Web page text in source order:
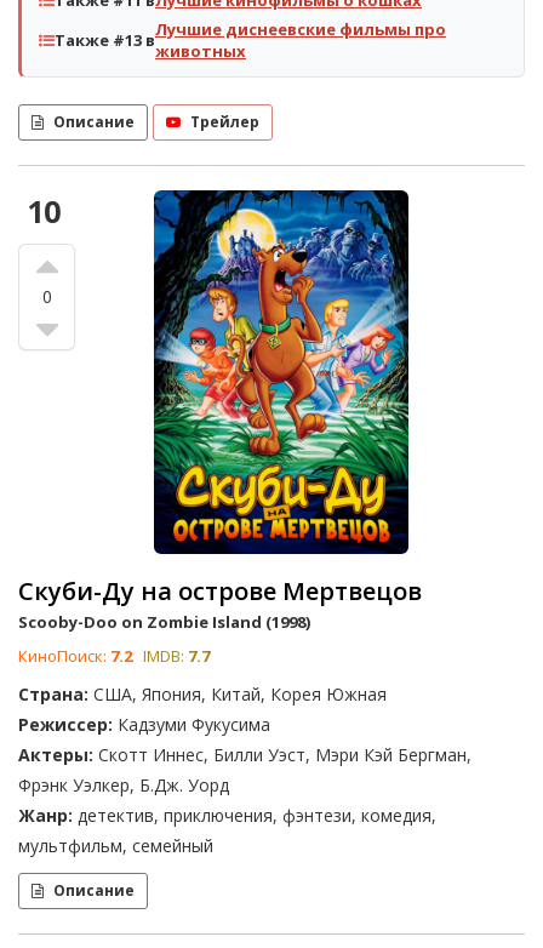
Также #13 вЛучшие диснеевские фильмы про
животных
Описание Трейлер
10
0
Скуби-Ду на острове Мертвецов
Scooby-Doo on Zombie Island (1998)
КиноПоиск: 7.2 IMDB: 7.7
Страна: США, Япония, Китай, Корея Южная
Режиссер: Кадзуми Фукусима
Актеры: Скотт Иннес, Билли Уэст, Мэри Кэй Бергман,
Фрэнк Уэлкер, Б.Дж. Уорд
Жанр: детектив, приключения, фэнтези, комедия,
мультфильм, семейный
Описание